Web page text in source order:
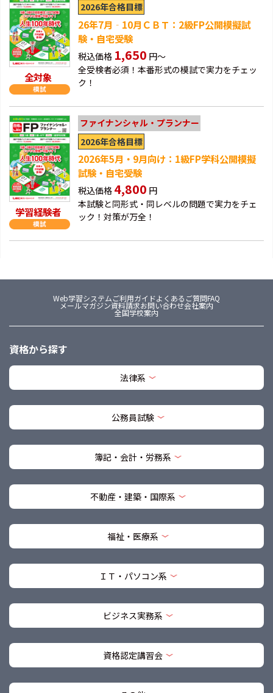
全対象
2026年合格目標
26年7月‐10月ＣＢＴ：2級FP公開模擬試
験・自宅受験
税込価格 1,650 円～
全受検者必須！本番形式の模試で実力をチェッ
ク！
学習経験者
ファイナンシャル・プランナー
2026年合格目標
2026年5月・9月向け：1級FP学科公開模擬
試験・自宅受験
税込価格 4,800 円
本試験と同形式・同レベルの問題で実力をチェ
ック！対策が万全！
Web学習システムご利用ガイドよくあるご質問FAQ
メールマガジン資料請求お問い合わせ会社案内
全国学校案内
資格から探す
法律系
公務員試験
簿記・会計・労務系
不動産・建築・国際系
福祉・医療系
ＩＴ・パソコン系
ビジネス実務系
資格認定講習会